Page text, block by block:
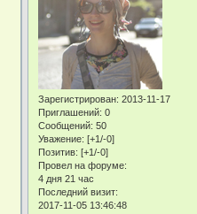
Зарегистрирован: 2013-11-17
Приглашений: 0
Сообщений: 50
Уважение: [+1/-0]
Позитив: [+1/-0]
Провел на форуме:
4 дня 21 час
Последний визит:
2017-11-05 13:46:48